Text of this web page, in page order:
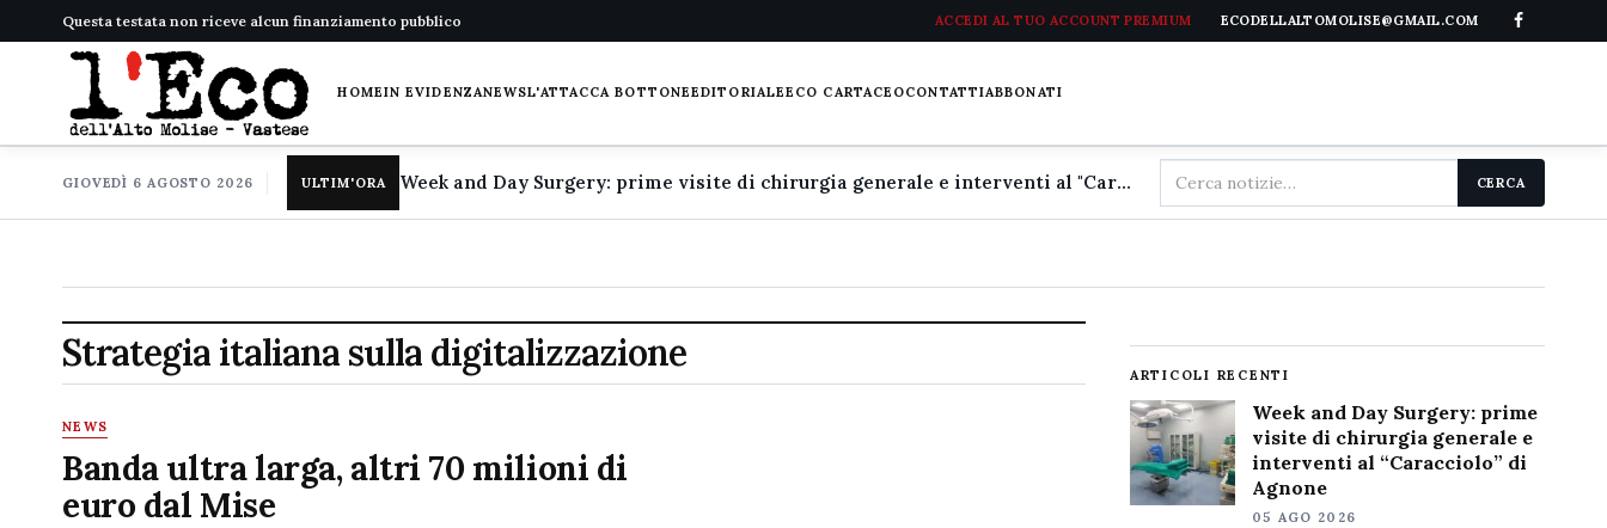
Questa testata non riceve alcun finanziamento pubblico ACCEDI AL TUO ACCOUNT PREMIUM ECODELLALTOMOLISE@GMAIL.COM
HOMEIN EVIDENZANEWSL'ATTACCA BOTTONEEDITORIALEECO CARTACEOCONTATTIABBONATI
GIOVEDÌ 6 AGOSTO 2026 ULTIM'ORA Week and Day Surgery: prime visite di chirurgia generale e interventi al "Caracciolo" di Agnone
Cerca
nel
CERCA
Strategia italiana sulla digitalizzazione
NEWS
Banda ultra larga, altri 70 milioni di
euro dal Mise
ARTICOLI RECENTI
Week and Day Surgery: prime
visite di chirurgia generale e
interventi al “Caracciolo” di
Agnone
05 AGO 2026